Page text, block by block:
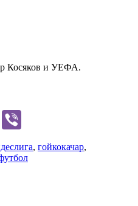
Косяков и УЕФА.
, гойкокачар,